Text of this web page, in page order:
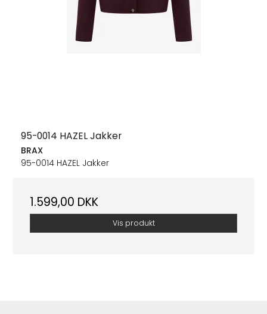
95-0014 HAZEL Jakker
BRAX
95-0014 HAZEL Jakker
1.599,00 DKK
Vis produkt